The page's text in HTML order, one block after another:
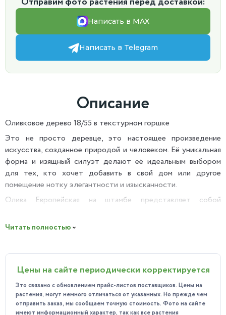
Написать в MAX
Написать в Telegram
Описание
Оливковое дерево 18/55 в текстурном горшке
Это не просто деревце, это настоящее произведение
искусства, созданное природой и человеком. Её уникальная
форма и изящный силуэт делают её идеальным выбором
для тех, кто хочет добавить в свой дом или другое
помещение нотку элегантности и изысканности.
Олива Европейская на штамбе представляет собой
Её ствол покрыт гладкой корой серого цвета, которая с
конусовидную форму. Листья имеют характерную для
этого вида форму – они узкие, заострённые на конце и
слегка загнутые по краям. Их цвет варьируется от светло-
зелёного до тёмно-зелёного, в зависимости от возраста и
условий освещения.
Читать полностью
Цены на сайте периодически корректируется
Это связано с обновлением прайс-листов поставщиков. Цены на
растения, могут немного отличаться от указанных. Но прежде чем
отправить заказ, мы сообщаем точную стоимость. Фото на сайте
имеют информационный характер, так как все растения